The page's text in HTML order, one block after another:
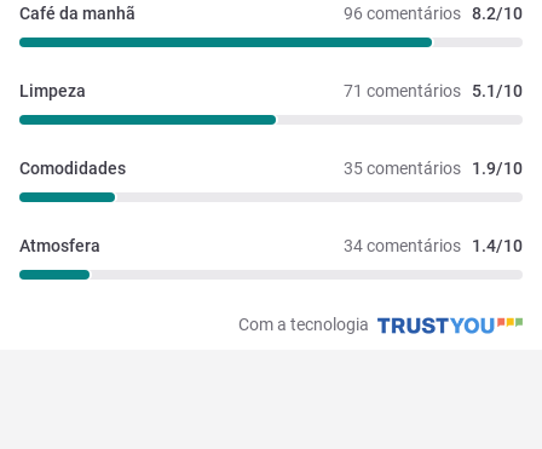
96 comentários 8.2/10
Café da manhã
71 comentários 5.1/10
Limpeza
35 comentários 1.9/10
Comodidades
34 comentários 1.4/10
Atmosfera
Com a tecnologia